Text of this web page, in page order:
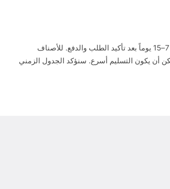
وقت التسليم القياسي هو 7–15 يوماً بعد تأكيد الطلب والدفع. للأصناف
أن يكون التسليم أسرع. سنؤكد الجدول الزمني